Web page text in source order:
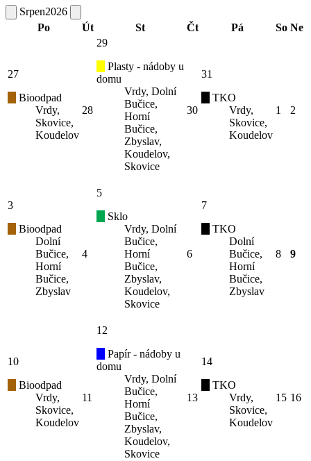
Srpen2026
Po
Út St Čt Pá So Ne
27
Bioodpad
Vrdy,
Skovice,
Koudelov
28
29
Plasty - nádoby u
domu
Vrdy, Dolní
Bučice,
Horní
Bučice,
Zbyslav,
Koudelov,
Skovice
30
31
TKO
Vrdy,
Skovice,
Koudelov
1 2
3
Bioodpad
Dolní
Bučice,
Horní
Bučice,
Zbyslav
4
5
Sklo
Vrdy, Dolní
Bučice,
Horní
Bučice,
Zbyslav,
Koudelov,
Skovice
6
7
TKO
Dolní
Bučice,
Horní
Bučice,
Zbyslav
8 9
10
Bioodpad
Vrdy,
Skovice,
Koudelov
11
12
Papír - nádoby u
domu
Vrdy, Dolní
Bučice,
Horní
Bučice,
Zbyslav,
Koudelov,
Skovice
13
14
TKO
Vrdy,
Skovice,
Koudelov
15 16